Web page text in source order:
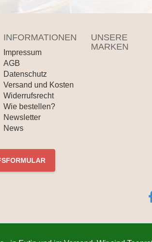
INFORMATIONEN
Impressum
AGB
Datenschutz
Versand und Kosten
Widerrufsrecht
Wie bestellen?
Newsletter
News
UNSERE
MARKEN